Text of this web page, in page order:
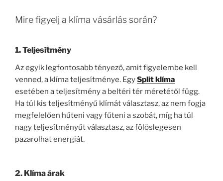
Mire figyelj a klíma vásárlás során?
1.Teljesítmény
Az egyik legfontosabb tényező, amit figyelembe kell
venned, a klíma teljesítménye. EgySplit klíma
esetében a teljesítmény a beltéri tér méretétől függ.
Ha túl kis teljesítményű klímát választasz, az nem fogja
megfelelően hűteni vagy fűteni a szobát, míg ha túl
nagy teljesítményűt választasz, az fölöslegesen
pazarolhat energiát.
2. Klíma árak